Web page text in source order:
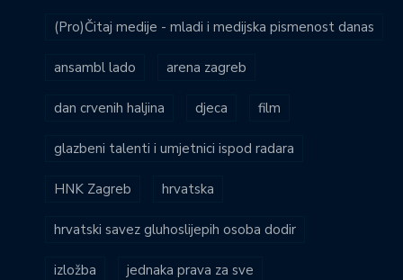
(Pro)Čitaj medije - mladi i medijska pismenost danas
ansambl lado arena zagreb
dan crvenih haljina djeca film
glazbeni talenti i umjetnici ispod radara
HNK Zagreb hrvatska
hrvatski savez gluhoslijepih osoba dodir
izložba jednaka prava za sve